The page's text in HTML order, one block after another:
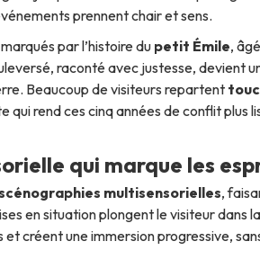
prennent chair et sens.
par l’histoire du petit Émile,
raconté avec justesse, devient
Beaucoup de visiteurs repartent
qui rend ces cinq années de conflit plus
qui marque les
multisensorielles,
en situation plongent le visiteur dans
créent une immersion progressive,